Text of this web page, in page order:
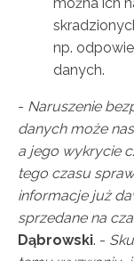
np.
danych.
- Naruszenie
danych może
a jego wykrycie
tego czasu
informacje już
sprzedane na
Dąbrowski. -